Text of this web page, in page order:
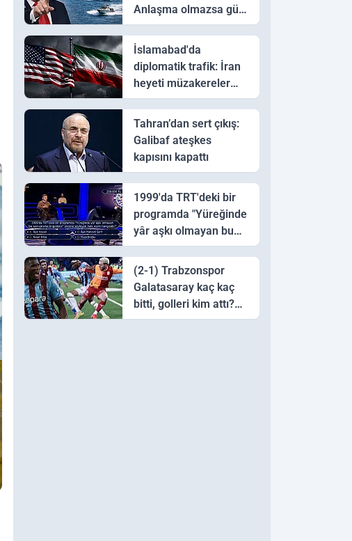
Anlaşma olmazsa güç
kullanırız
İslamabad'da
diplomatik trafik: İran
heyeti müzakereler
için Pakistan'a ulaştı
Tahran’dan sert çıkış:
Galibaf ateşkes
kapısını kapattı
1999'da TRT'deki bir
programda "Yüreğinde
yâr aşkı olmayan bu
sazı çalarsa tingirdatır"
sözünü söyleyen halk
ozanı hangisidir?
(2-1) Trabzonspor
Galatasaray kaç kaç
bitti, golleri kim attı?
Trabzonspor